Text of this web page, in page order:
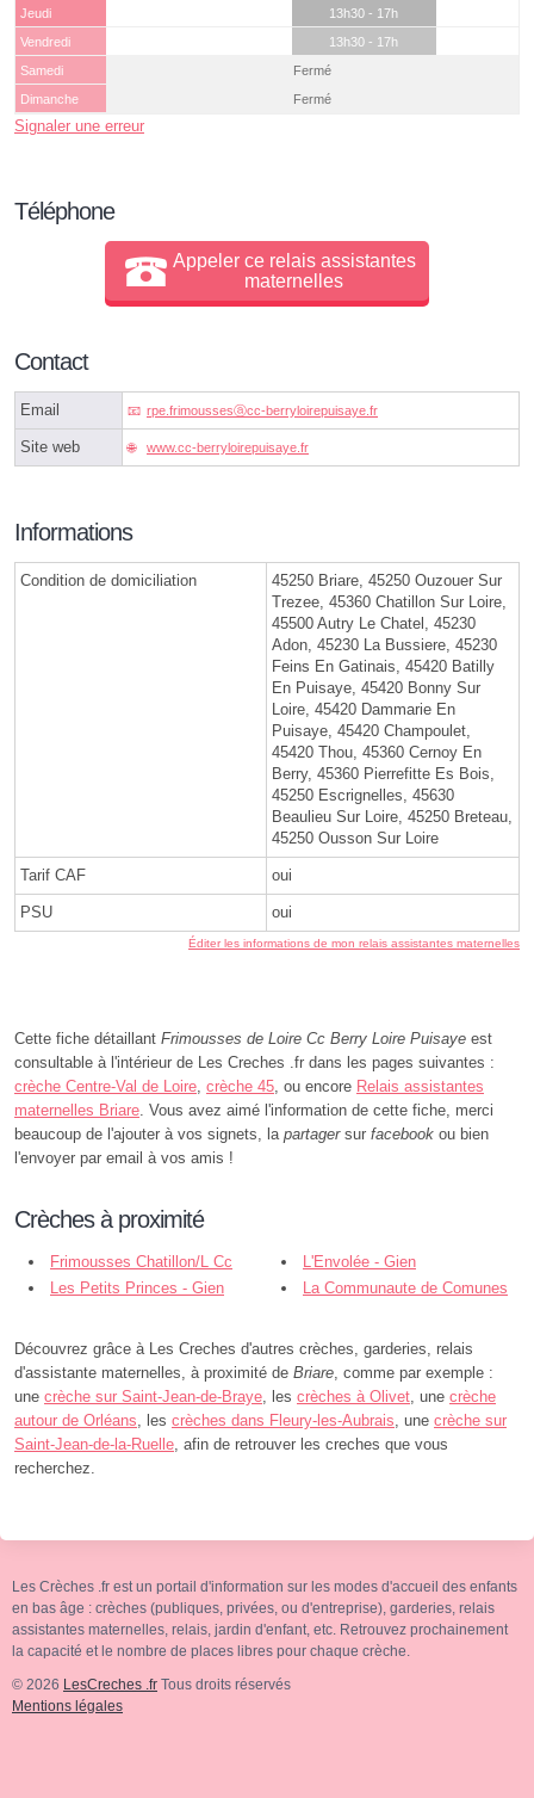
Jeudi
13h30 - 17h
Vendredi
13h30 - 17h
Samedi
Fermé
Dimanche
Fermé
Signaler une erreur
Téléphone
Appeler ce relais assistantes
maternelles
Contact
Email rpe.frimoussesⓐcc-berryloirepuisaye.fr
Site web www.cc-berryloirepuisaye.fr
Informations
Condition de domiciliation
45250 Briare, 45250 Ouzouer Sur
Trezee, 45360 Chatillon Sur Loire,
45500 Autry Le Chatel, 45230
Adon, 45230 La Bussiere, 45230
Feins En Gatinais, 45420 Batilly
En Puisaye, 45420 Bonny Sur
Loire, 45420 Dammarie En
Puisaye, 45420 Champoulet,
45420 Thou, 45360 Cernoy En
Berry, 45360 Pierrefitte Es Bois,
45250 Escrignelles, 45630
Beaulieu Sur Loire, 45250 Breteau,
45250 Ousson Sur Loire
Tarif CAF oui
PSU oui
Éditer les informations de mon relais assistantes maternelles
Cette fiche détaillant Frimousses de Loire Cc Berry Loire Puisaye est
consultable à l'intérieur de Les Creches .fr dans les pages suivantes :
crèche Centre-Val de Loire, crèche 45, ou encore Relais assistantes
maternelles Briare. Vous avez aimé l'information de cette fiche, merci
beaucoup de l'ajouter à vos signets, la partagersur facebook ou bien
l'envoyer par email à vos amis !
Crèches à proximité
Frimousses Chatillon/L Cc
Berry Loire Puysaye - Châtillon-sur-
L'Envolée - Gien
Les Petits Princes - Gien
La Communaute de Comunes
Découvrez grâce à Les Creches d'autres crèches, garderies, relais
d'assistante maternelles, à proximité de Briare, comme par exemple :
une crèche sur Saint-Jean-de-Braye, les crèches à Olivet, une crèche
autour de Orléans, les crèches dans Fleury-les-Aubrais, une crèche sur
Saint-Jean-de-la-Ruelle, afin de retrouver les creches que vous
recherchez.
Les Crèches .fr est un portail d'information sur les modes d'accueil des enfants
en bas âge : crèches (publiques, privées, ou d'entreprise), garderies, relais
assistantes maternelles, relais, jardin d'enfant, etc. Retrouvez prochainement
la capacité et le nombre de places libres pour chaque crèche.
© 2026 LesCreches .fr Tous droits réservés
Mentions légales